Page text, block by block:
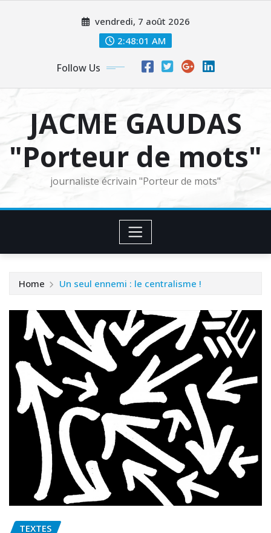
vendredi, 7 août 2026
2:48:02 AM
Follow Us
JACME GAUDAS
"Porteur de mots"
journaliste écrivain "Porteur de mots"
Home Un seul ennemi : le centralisme !
TEXTES